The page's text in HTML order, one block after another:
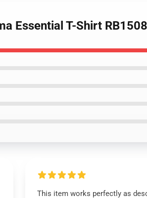
Essential T-Shirt RB1508
This item works perfectly as